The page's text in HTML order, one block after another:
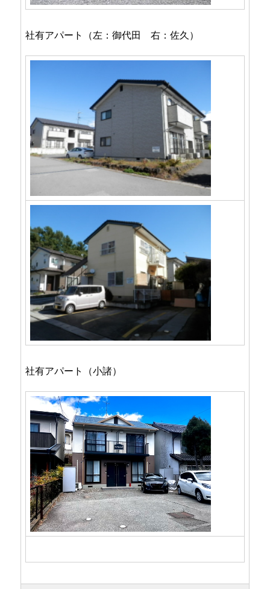
社有アパート（左：御代田 右：佐久）
社有アパート（小諸）